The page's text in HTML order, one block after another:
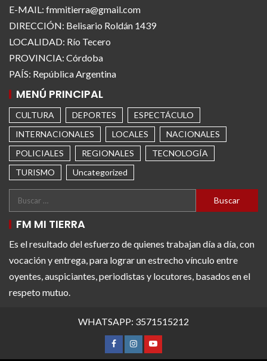
E-MAIL: fmmitierra@gmail.com
DIRECCIÓN: Belisario Roldán 1439
LOCALIDAD: Río Tecero
PROVINCIA: Córdoba
PAÍS: República Argentina
MENÚ PRINCIPAL
CULTURA DEPORTES
ESPECTÁCULO
INTERNACIONALES
LOCALES
NACIONALES
POLICIALES
REGIONALES
TECNOLOGÍA
TURISMO
Uncategorized
FM MI TIERRA
Es el resultado del esfuerzo de quienes trabajan día a día, con
vocación y entrega, para lograr un estrecho vínculo entre
oyentes, auspiciantes, periodistas y locutores, basados en el
respeto mutuo.
WHATSAPP: 3571515212